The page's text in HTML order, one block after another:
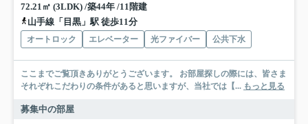
72.21㎡ (3LDK) /築44年 /11階建
山手線「目黒」駅 徒歩11分
オートロック エレベーター 光ファイバー 公共下水
ここまでご覧頂きありがとうございます。 お部屋探しの際には、皆さま
それぞれこだわりの条件があると思いますが、当社では【... もっと見る
募集中の部屋